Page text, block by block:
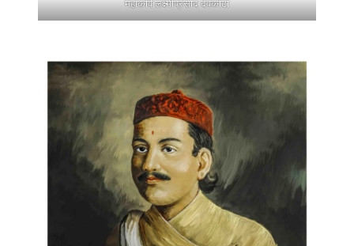
महाकवि लक्ष्मीप्रसाद देवकोटा